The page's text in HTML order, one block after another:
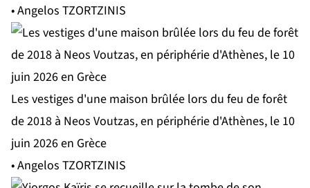
• Angelos TZORTZINIS
Les vestiges d'une maison brûlée lors du feu de forêt
de 2018 à Neos Voutzas, en périphérie d'Athènes, le 10
juin 2026 en Grèce
• Angelos TZORTZINIS